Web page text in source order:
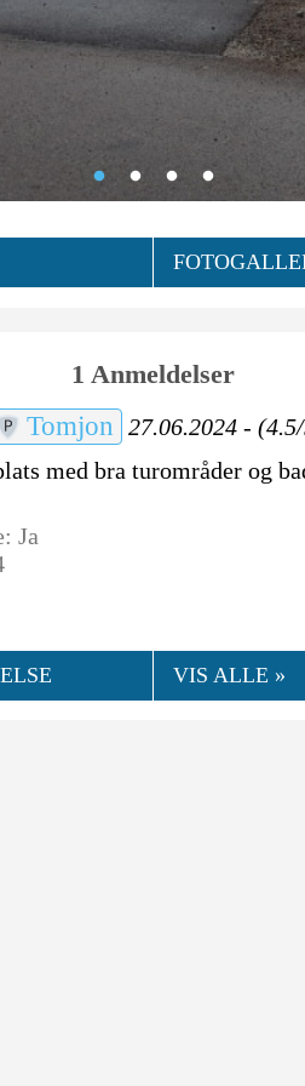
1 Anmeldelser
Tomjon
27.06.2024 -
med bra turområder og
Ja
VIS ALLE »